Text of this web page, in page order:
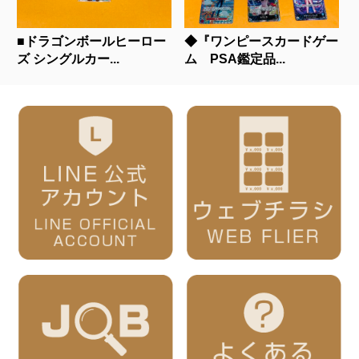
■ドラゴンボールヒーロー
ズ シングルカー...
◆『ワンピースカードゲー
ム PSA鑑定品...